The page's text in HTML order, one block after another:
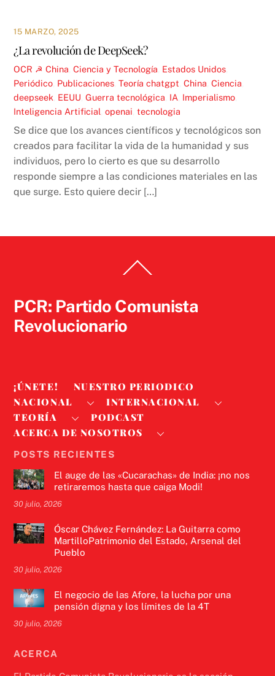
15 MARZO, 2025
¿La revolución de DeepSeek?
OCR ☭ China ,Ciencia y Tecnología Estados Unidos
Periódico Publicaciones ,Teoría chatgpt ,China ,Ciencia
deepseek EEUU ,Guerra tecnológica IA Imperialismo
Inteligencia Artificial ,openai ,tecnologia
Se dice que los avances científicos y tecnológicos son
creados para facilitar la vida de la humanidad y sus
individuos, pero lo cierto es que su desarrollo
responde siempre a las condiciones materiales en las
que surge. Esto quiere decir […]
To
PCR: Partido Comunista
Revolucionario
¡ÚNETE!
NUESTRO PERIODICO
NACIONAL
INTERNACIONAL
TEORÍA
PODCAST
ACERCA DE NOSOTROS
POSTS RECIENTES
El auge de las «Cucarachas» de India: ¡no nos
retiraremos hasta que caiga Modi!
30 julio, 2026
Óscar Chávez Fernández: La Guitarra como
MartilloPatrimonio del Estado, Arsenal del
Pueblo
30 julio, 2026
El negocio de las Afore, la lucha por una
pensión digna y los límites de la 4T
30 julio, 2026
ACERCA